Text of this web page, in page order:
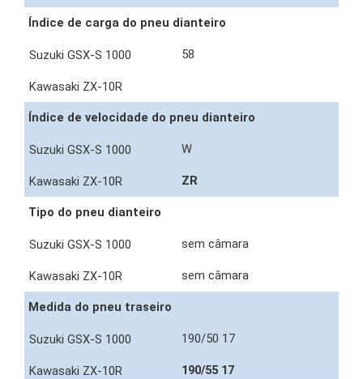
Índice de carga do pneu dianteiro
58
Índice de velocidade do pneu dianteiro
W
ZR
Tipo do pneu dianteiro
sem câmara
sem câmara
Medida do pneu traseiro
190/50 17
190/55 17